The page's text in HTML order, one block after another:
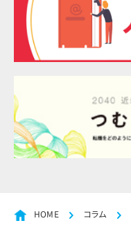
HOME コラム